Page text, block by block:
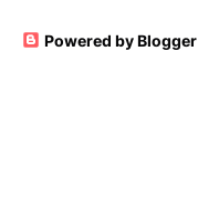
Powered by Blogger